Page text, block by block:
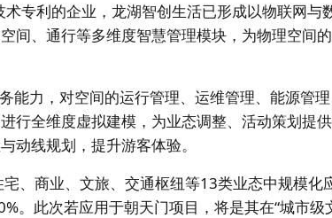
专利的企业，龙湖智创生活已形成以物联网与
间、通行等多维度智慧管理模块，为物理空间
能力，对空间的运行管理、运维管理、能源管
行全维度虚拟建模，为业态调整、活动策划
动线规划，提升游客体验。
、商业、文旅、交通枢纽等13类业态中规模化
。此次若应用于朝天门项目，将是其在“城市级